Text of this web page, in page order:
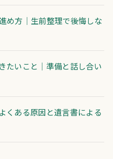
め方｜生前整理で後悔しな
たいこと｜準備と話し合い
くある原因と遺言書による